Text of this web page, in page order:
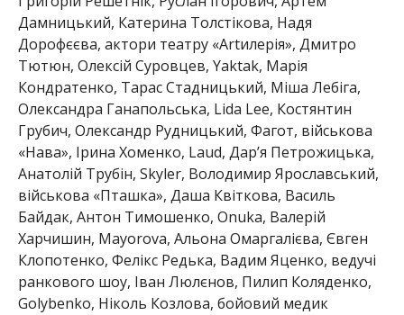
Дамницький, Катерина Толстікова, Надя
Дорофєєва, актори театру «Artилерія», Дмитро
Тютюн, Олексій Суровцев, Yaktak, Марія
Кондратенко, Тарас Стадницький, Міша Лебіга,
Олександра Ганапольська, Lida Lee, Костянтин
Грубич, Олександр Рудницький, Фагот, військова
«Нава», Ірина Хоменко, Laud, Дарʼя Петрожицька,
Анатолій Трубін, Skyler, Володимир Ярославський,
військова «Пташка», Даша Квіткова, Василь
Байдак, Антон Тимошенко, Onuka, Валерій
Харчишин, Mayorova, Альона Омаргалієва, Євген
Клопотенко, Фелікс Редька, Вадим Яценко, ведучі
ранкового шоу, Іван Люлєнов, Пилип Коляденко,
Golybenko, Ніколь Козлова, бойовий медик